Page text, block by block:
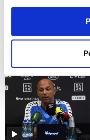
I Liga: Rui Borges
desejo de voltar a
Date: 07/08/2026